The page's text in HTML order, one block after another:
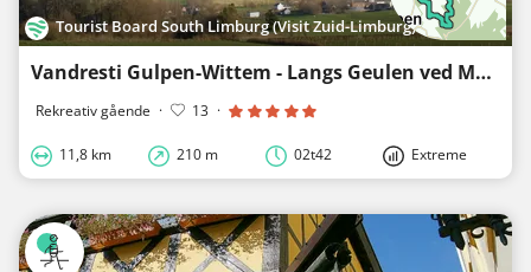
Tourist Board South Limburg (Visit Zuid-Limburg)
Vandresti Gulpen-Wittem - Langs Geulen ved Mechelen
Rekreativ gående · 13 ·
11,8 km 210 m 02t42 Extreme